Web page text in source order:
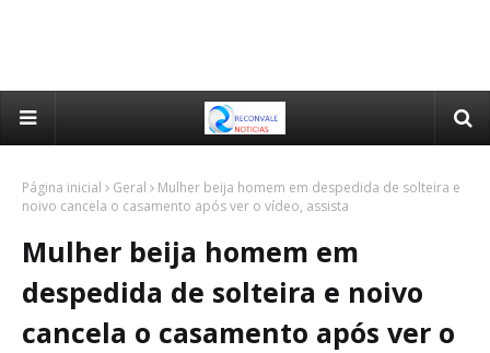
Página inicial Geral
Mulher beija homem em despedida de solteira e
noivo cancela o casamento após ver o vídeo, assista
Mulher beija homem em
despedida de solteira e noivo
cancela o casamento após ver o